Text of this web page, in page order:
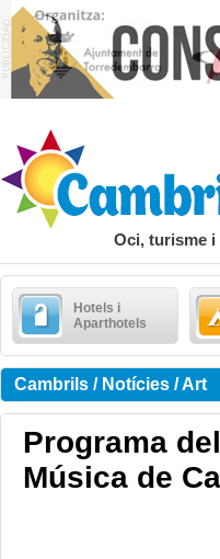
Oci, turisme i
Hotels i
Aparthotels
Cambrils / Notícies / Art
Programa
Música de